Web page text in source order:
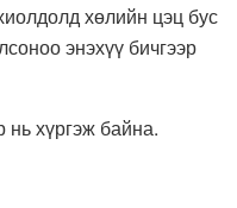
хөлийн цэц бус
энэхүү бичгээр
нь хүргэж байна.